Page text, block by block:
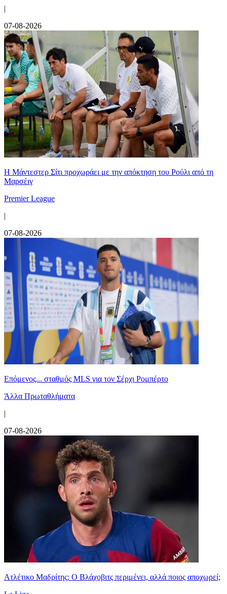
|
07-08-2026
Η Μάντεστερ Σίτι προχωράει με την απόκτηση του Ρούλι από τη
Μαρσέιγ
Premier League
|
07-08-2026
Επόμενος... σταθμός MLS για τον Σέρχι Ρομπέρτο
Άλλα Πρωταθλήματα
|
07-08-2026
Ατλέτικο Μαδρίτης: Ο Βλάχοβιτς περιμένει, αλλά ποιος αποχωρεί;